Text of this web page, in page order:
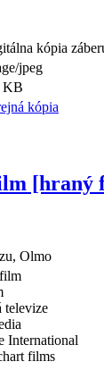
kópia
jpeg
KB
kópia
[hraný
Olmo
televize
International
films